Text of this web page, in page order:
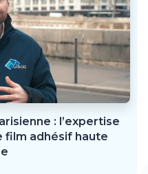
: l’expertise
film adhésif haute